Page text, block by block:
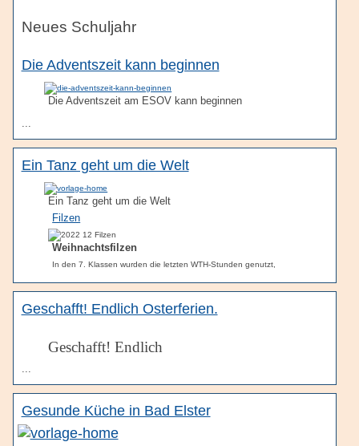
Neues Schuljahr
Die Adventszeit kann beginnen
Die Adventszeit am ESOV kann beginnen
Ein Tanz geht um die Welt
Ein Tanz geht um die Welt
Filzen
Weihnachtsfilzen
In den 7. Klassen wurden die letzten WTH-Stunden genutzt,
Geschafft! Endlich Osterferien.
Geschafft! Endlich
Gesunde Küche in Bad Elster